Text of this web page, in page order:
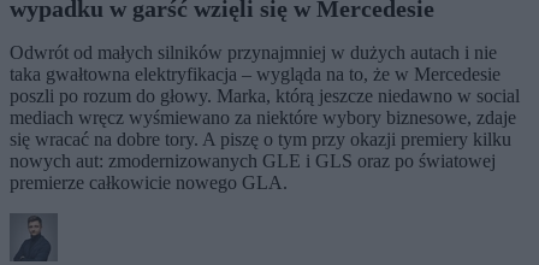
wypadku w garść wzięli się w Mercedesie
Odwrót od małych silników przynajmniej w dużych autach i nie
taka gwałtowna elektryfikacja – wygląda na to, że w Mercedesie
poszli po rozum do głowy. Marka, którą jeszcze niedawno w social
mediach wręcz wyśmiewano za niektóre wybory biznesowe, zdaje
się wracać na dobre tory. A piszę o tym przy okazji premiery kilku
nowych aut: zmodernizowanych GLE i GLS oraz po światowej
premierze całkowicie nowego GLA.